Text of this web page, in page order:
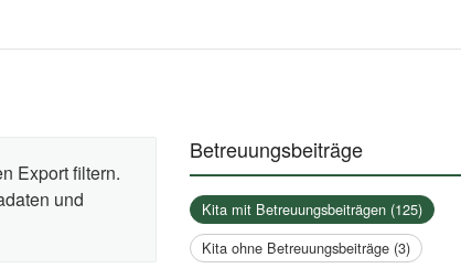
Export filtern.
und
Betreuungsbeiträge
Kita mit Betreuungsbeiträgen (125)
Kita ohne Betreuungsbeiträge (3)